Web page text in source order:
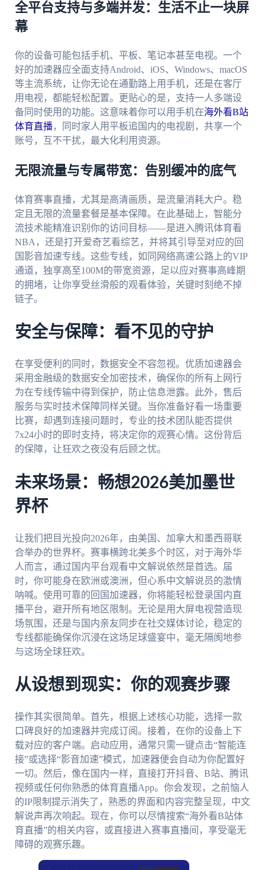
全平台支持与多端并发：生活不止一块屏
幕
你的设备可能包括手机、平板、笔记本甚至电视。一个
好的加速器应全面支持Android、iOS、Windows、macOS
等主流系统，让你无论在通勤路上用手机，还是在客厅
用电视，都能轻松配置。更贴心的是，支持一人多端设
备同时使用的功能。这意味着你可以用手机在海外看B站
体育直播，同时家人用平板追国内的电视剧，共享一个
账号，互不干扰，最大化利用资源。
无限流量与专属带宽：告别缓冲的底气
体育赛事直播，尤其是高清画质，是流量消耗大户。稳
定且无限的流量套餐是基本保障。在此基础上，智能分
流技术能精准识别你的访问目标——是进入腾讯体育看
NBA，还是打开爱奇艺看综艺，并将其引导至对应的回
国影音加速专线。这些专线，如同网络高速公路上的VIP
通道，独享高至100M的带宽资源，足以应对赛事高峰期
的拥堵，让你享受丝滑般的观看体验，关键时刻绝不掉
链子。
安全与保障：看不见的守护
在享受便利的同时，数据安全不容忽视。优质加速器会
采用金融级的数据安全加密技术，确保你的所有上网行
为在专线传输中得到保护，防止信息泄露。此外，售后
服务与实时技术保障同样关键。当你准备好看一场重要
比赛，却遇到连接问题时，专业的技术团队能否提供
7x24小时的即时支持，将决定你的观赛心情。这份背后
的保障，让狂欢之夜没有后顾之忧。
未来场景：畅想2026美加墨世
界杯
让我们把目光投向2026年，由美国、加拿大和墨西哥联
合举办的世界杯。赛事横跨北美多个时区，对于海外华
人而言，通过国内平台观看中文解说依然是首选。届
时，你可能身在欧洲或澳洲，但心系中文解说员的激情
呐喊。使用可靠的回国加速器，你将能轻松登录国内直
播平台，避开所有地区限制。无论是用大屏电视营造现
场氛围，还是与国内亲友同步在社交媒体讨论，稳定的
专线都能确保你沉浸在这场足球盛宴中，毫无隔阂地参
与这场全球狂欢。
从设想到现实：你的观赛步骤
操作其实很简单。首先，根据上述核心功能，选择一款
口碑良好的加速器并完成订阅。接着，在你的设备上下
载对应的客户端。启动应用，通常只需一键点击“智能连
接”或选择“影音加速”模式，加速器便会自动为你配置好
一切。然后，像在国内一样，直接打开抖音、B站、腾讯
视频或任何你熟悉的体育直播App。你会发现，之前恼人
的IP限制提示消失了，熟悉的界面和内容完整呈现，中文
解说声再次响起。现在，你可以尽情搜索“海外看B站体
育直播”的相关内容，或直接进入赛事直播间，享受毫无
障碍的观赛乐趣。